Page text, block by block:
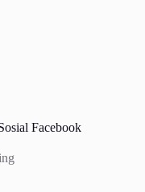
Facebook